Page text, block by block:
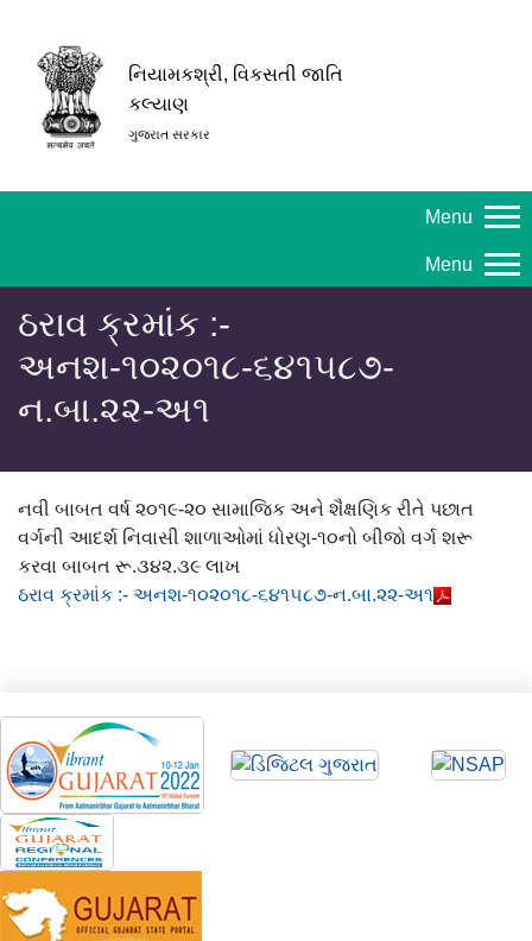
નિયામકશ્રી, વિકસતી જાતિ
કલ્યાણ
ગુજરાત સરકાર
Menu
Menu
ઠરાવ ક્રમાંક :-
અનશ-૧૦૨૦૧૮-૬૪૧૫૮૭-
ન.બા.૨૨-અ૧
નવી બાબત વર્ષ ૨૦૧૯-૨૦ સામાજિક અને શૈક્ષણિક રીતે પછાત
વર્ગની આદર્શ નિવાસી શાળાઓમાં ધોરણ-૧૦નો બીજો વર્ગ શરૂ
કરવા બાબત રૂ.૩૪૨.૩૯ લાખ
ઠરાવ ક્રમાંક :- અનશ-૧૦૨૦૧૮-૬૪૧૫૮૭-ન.બા.૨૨-અ૧